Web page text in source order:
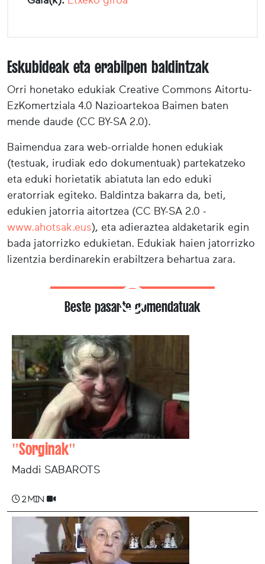
Eskubideak eta erabilpen baldintzak
Orri honetako edukiak Creative Commons Aitortu-
EzKomertziala 4.0 Nazioartekoa Baimen baten
mende daude (CC BY-SA 2.0).
Baimendua zara web-orrialde honen edukiak
(testuak, irudiak edo dokumentuak) partekatzeko
eta eduki horietatik abiatuta lan edo eduki
eratorriak egiteko. Baldintza bakarra da, beti,
edukien jatorria aitortzea (CC BY-SA 2.0 -
www.ahotsak.eus), eta adieraztea aldaketarik egin
bada jatorrizko edukietan. Edukiak haien jatorrizko
lizentzia berdinarekin erabiltzera behartua zara.
Beste pasarte gomendatuak
"Sorginak"
Maddi SABAROTS
2 min